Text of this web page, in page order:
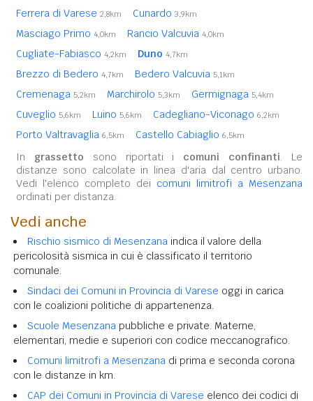
Ferrera di Varese 2,8km Cunardo 3,9km
Masciago Primo 4,0km Rancio Valcuvia 4,0km
Cugliate-Fabiasco 4,2km Duno 4,7km
Brezzo di Bedero 4,7km Bedero Valcuvia 5,1km
Cremenaga 5,2km Marchirolo 5,3km Germignaga 5,4km
Cuveglio 5,6km Luino 5,6km Cadegliano-Viconago 6,2km
Porto Valtravaglia 6,5km Castello Cabiaglio 6,5km
In grassetto sono riportati i comuni confinanti. Le
distanze sono calcolate in linea d'aria dal centro urbano.
Vedi l'elenco completo dei comuni limitrofi a Mesenzana
ordinati per distanza.
Vedi anche
Rischio sismico di Mesenzana indica il valore della
pericolosità sismica in cui è classificato il territorio
comunale.
Sindaci dei Comuni in Provincia di Varese oggi in carica
con le coalizioni politiche di appartenenza.
Scuole Mesenzana pubbliche e private. Materne,
elementari, medie e superiori con codice meccanografico.
Comuni limitrofi a Mesenzana di prima e seconda corona
con le distanze in km.
CAP dei Comuni in Provincia di Varese elenco dei codici di